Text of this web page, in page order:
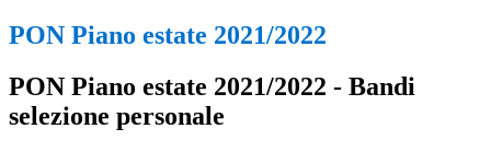
PON Piano estate 2021/2022
PON Piano estate 2021/2022 - Bandi
selezione personale